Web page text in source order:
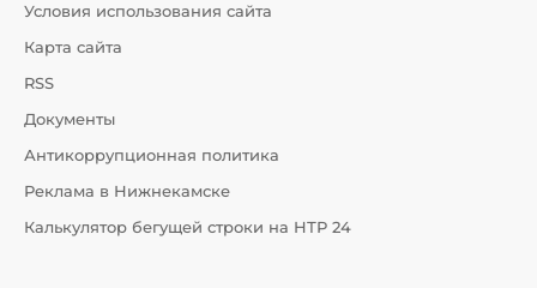
Условия использования сайта
Карта сайта
RSS
Документы
Антикоррупционная политика
Реклама в Нижнекамске
Калькулятор бегущей строки на НТР 24